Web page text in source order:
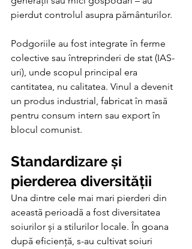
pierdut controlul asupra pământurilor.
Podgoriile au fost integrate în ferme
colective sau întreprinderi de stat (IAS-
uri), unde scopul principal era
cantitatea, nu calitatea. Vinul a devenit
un produs industrial, fabricat în masă
pentru consum intern sau export în
blocul comunist.
Standardizare și
pierderea diversității
Una dintre cele mai mari pierderi din
această perioadă a fost diversitatea
soiurilor și a stilurilor locale. În goana
după eficiență, s-au cultivat soiuri